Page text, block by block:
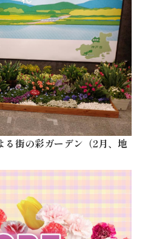
る街の彩ガーデン（2月、地